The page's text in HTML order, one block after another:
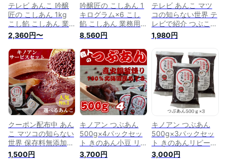
テレビ あんこ 吟醸
匠の こしあん 1kg
こし餡 こしあん 業
務用 こしあん バー
こしあん 和菓子 キ
ノアン きのあん 吟
醸匠 小豆 直火銅釜
煉り おはぎ 水よう
かん パンケーキ 子
供 安心 安全 あんこ
クロワッサン 100％
北海道産小豆 おいし
いあんこ 高級 自然
食品
2,360円〜
吟醸匠の こしあん 1
キログラム×6 こし
餡 こしあん 業務用
こしあん バー こし
あん 和菓子 キノア
ン きのあん 吟醸匠
小豆 直火銅釜煉り
おはぎ 水ようかん
パンケーキ 子供 安
心 安全 あんこ クロ
ワッサン 100％北海
道産小豆 おいしいあ
んこ 高級 自然食品
8,560円
テレビ あんこ マツ
コの知らない世界 テ
レビで紹介 つぶこし
セット(小) きのあん
キノアン つぶあん
500g 吟醸匠こし
あん500gのセット
つぶあん たいやきお
餅つき お汁粉 日本
伝統食 あんこ 高級
粒あん 業務用 自然
食品 パン材料
1,980円
クーポン配布中 あん
こ マツコの知らない
世界 保存料無添加
つぶあん こしあん
白あん みたらしのタ
1,500円
キノアン つぶあん
500g×4パックセッ
ト きのあん小豆 リ
ピート続出小倉トー
スト パンケーキ
3,700円
キノアン つぶあん
500g×3パックセッ
ト きのあんリピート
したくなる老舗の
味！小倉トースト
3,000円